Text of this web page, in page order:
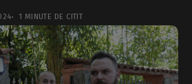
1 MINUTE DE CITIT